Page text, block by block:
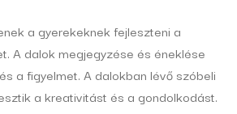
a gyerekeknek fejleszteni a
A dalok megjegyzése és éneklése
a figyelmet. A dalokban lévő szóbeli
a kreativitást és a gondolkodást.